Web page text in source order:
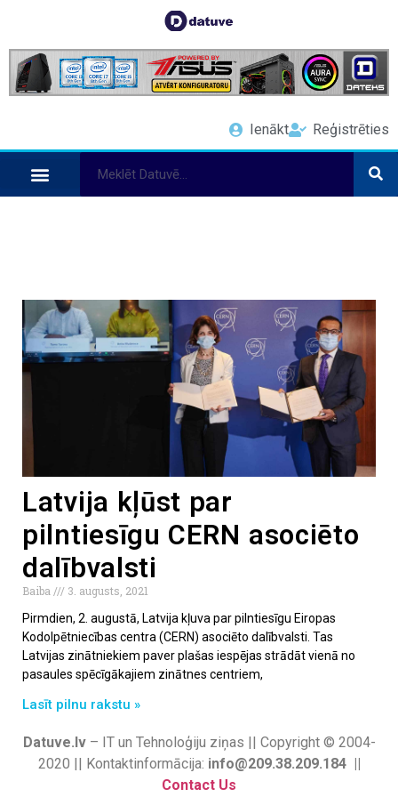
Ienākt Reģistrēties
Latvija kļūst par
pilntiesīgu CERN asociēto
dalībvalsti
Baiba
3. augusts, 2021
Pirmdien, 2. augustā, Latvija kļuva par pilntiesīgu Eiropas
Kodolpētniecības centra (CERN) asociēto dalībvalsti. Tas
Latvijas zinātniekiem paver plašas iespējas strādāt vienā no
pasaules spēcīgākajiem zinātnes centriem,
Lasīt pilnu rakstu »
Datuve.lv– IT un Tehnoloģiju ziņas || Copyright © 2004-
2020 || Kontaktinformācija: info@209.38.209.184 ||
Contact Us